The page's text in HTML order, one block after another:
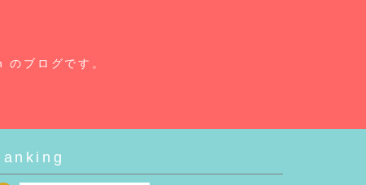
ブログです。